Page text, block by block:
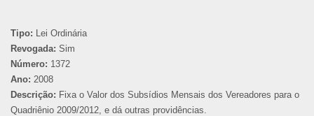
Tipo: Lei Ordinária
Revogada: Sim
Número: 1372
Ano: 2008
Descrição: Fixa o Valor dos Subsídios Mensais dos Vereadores para o
Quadriênio 2009/2012, e dá outras providências.